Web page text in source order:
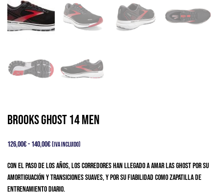
Brooks Ghost 14 Men
126,00€- 140,00€Rango
precios:
desde
126,00€
(IVA Incluido)
Con el paso de los años, los corredores han llegado a amar las Ghost por su
amortiguación y transiciones suaves, y por su fiabilidad como zapatilla de
entrenamiento diario.